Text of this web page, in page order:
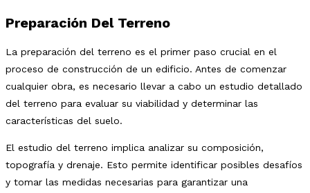
Preparación Del Terreno
La preparación del terreno es el primer paso crucial en el
proceso de construcción de un edificio. Antes de comenzar
cualquier obra, es necesario llevar a cabo un estudio detallado
del terreno para evaluar su viabilidad y determinar las
características del suelo.
El estudio del terreno implica analizar su composición,
topografía y drenaje. Esto permite identificar posibles desafíos
y tomar las medidas necesarias para garantizar una